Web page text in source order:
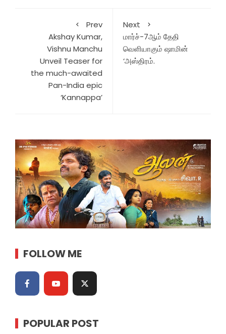
Prev
Akshay Kumar,
Vishnu Manchu
Unveil Teaser for
the much-awaited
Pan-India epic
‘Kannappa’
Next
மார்ச்-7ஆம் தேதி
வெளியாகும் ஷாமின்
‘அஸ்திரம்.
FOLLOW ME
POPULAR POST